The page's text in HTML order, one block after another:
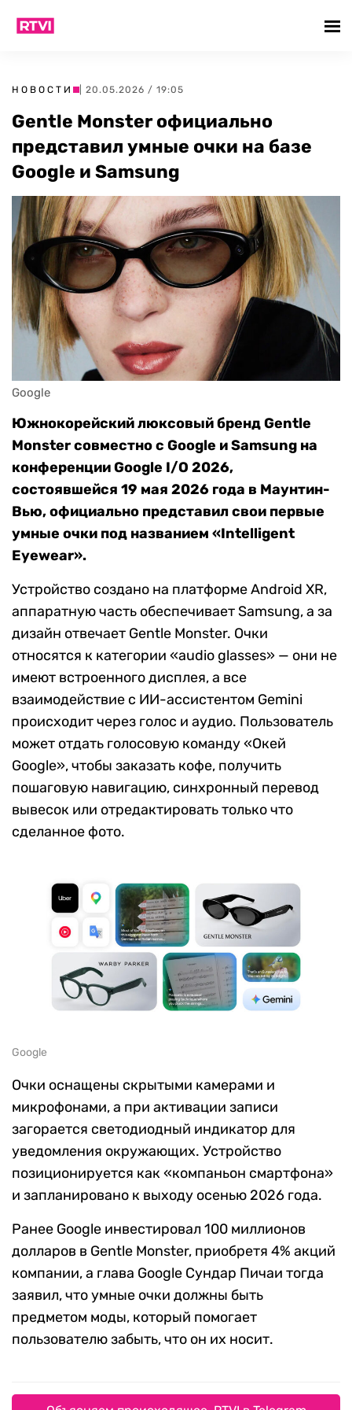
НОВОСТИ | 20.05.2026 / 19:05
Gentle Monster официально
представил умные очки на базе
Google и Samsung
Google
Южнокорейский люксовый бренд Gentle
Monster совместно с Google и Samsung на
конференции Google I/O 2026,
состоявшейся 19 мая 2026 года в Маунтин-
Вью, официально представил свои первые
умные очки под названием «Intelligent
Eyewear».
Устройство создано на платформе Android XR,
аппаратную часть обеспечивает Samsung, а за
дизайн отвечает Gentle Monster. Очки
относятся к категории «audio glasses» — они не
имеют встроенного дисплея, а все
взаимодействие с ИИ-ассистентом Gemini
происходит через голос и аудио. Пользователь
может отдать голосовую команду «Окей
Google», чтобы заказать кофе, получить
пошаговую навигацию, синхронный перевод
вывесок или отредактировать только что
сделанное фото.
Google
Очки оснащены скрытыми камерами и
микрофонами, а при активации записи
загорается светодиодный индикатор для
уведомления окружающих. Устройство
позиционируется как «компаньон смартфона»
и запланировано к выходу осенью 2026 года.
Ранее Google инвестировал 100 миллионов
долларов в Gentle Monster, приобретя 4% акций
компании, а глава Google Сундар Пичаи тогда
заявил, что умные очки должны быть
предметом моды, который помогает
пользователю забыть, что он их носит.